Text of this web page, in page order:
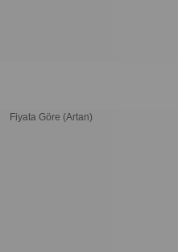
Fiyata Göre (Artan)